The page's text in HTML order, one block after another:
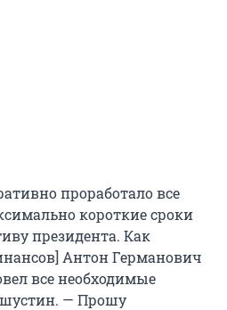
проработало все
короткие сроки
президента. Как
Антон Германович
все необходимые
— Прошу